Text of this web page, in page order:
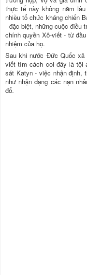
thực tế này không nằm
nhiều tổ chức kháng chiến
- đặc biệt, những cuộc điều
chính quyền Xô-viết - từ
nhiệm của họ.
Sau khi nước Đức Quốc xã
viết tìm cách coi đây là tội
sát Katyn - việc nhận định,
như nhận dạng các nạn
đổ.